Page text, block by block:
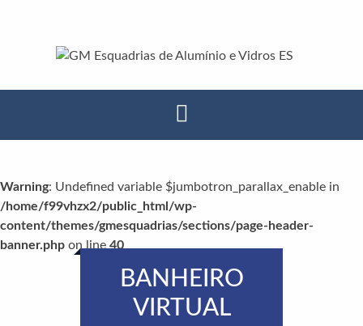
Warning: Undefined variable $jumbotron_parallax_enable in
/home/f99vhzx2/public_html/wp-
content/themes/gmesquadrias/sections/page-header-
banner.php on line 40
BANHEIRO
VIRTUAL